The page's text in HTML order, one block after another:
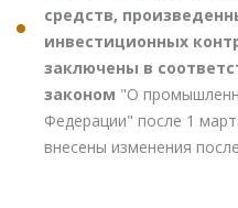
средств,
инвестиционных
заключены в
законом "О
Федерации" после 1
внесены изменения